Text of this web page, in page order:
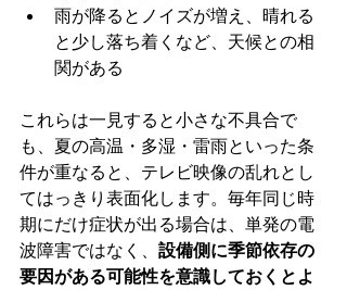
雨が降るとノイズが増え、晴れる
と少し落ち着くなど、天候との相
関がある
これらは一見すると小さな不具合で
も、夏の高温・多湿・雷雨といった条
件が重なると、テレビ映像の乱れとし
てはっきり表面化します。毎年同じ時
期にだけ症状が出る場合は、単発の電
波障害ではなく、 設備側に季節依存の
要因がある可能性を意識しておくとよ